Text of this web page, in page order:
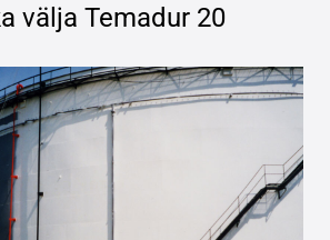
välja Temadur 20